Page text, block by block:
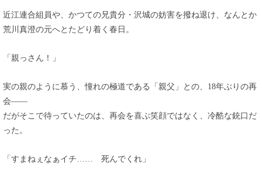
近江連合組員や、かつての兄貴分・沢城の妨害を撥ね退け、なんとか
荒川真澄の元へとたどり着く春日。
「親っさん！」
実の親のように慕う、憧れの極道である「親父」との、18年ぶりの再
会――
だがそこで待っていたのは、再会を喜ぶ笑顔ではなく、冷酷な銃口だ
った。
「すまねぇなぁイチ…… 死んでくれ」